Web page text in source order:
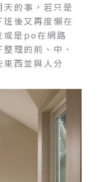
的事，若只是
後又再度懶在
或是po在網路
理的前、中、
西並與人分